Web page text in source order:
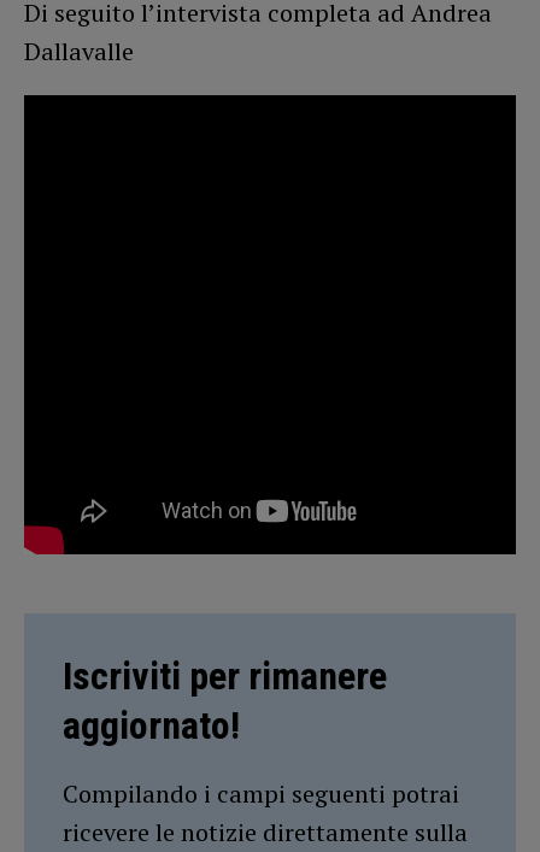
Di seguito l’intervista completa ad Andrea
Dallavalle
Iscriviti per rimanere
aggiornato!
Compilando i campi seguenti potrai
ricevere le notizie direttamente sulla